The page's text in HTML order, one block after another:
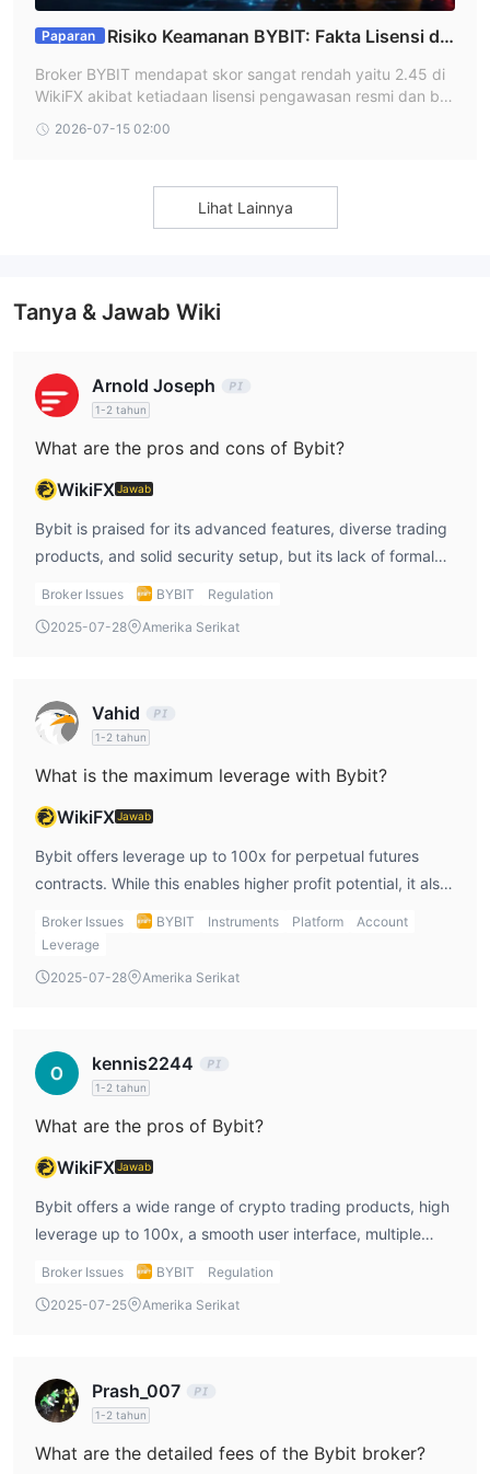
Paparan
Risiko Keamanan BYBIT: Fakta Lisensi da
Broker BYBIT mendapat skor sangat rendah yaitu 2.45 di
WikiFX akibat ketiadaan lisensi pengawasan resmi dan ba
cara sepihak. Bukti komplain dan celah kejelasan otoritas t
abilitas modal trader.
2026-07-15 02:00
Lihat Lainnya
Tanya & Jawab Wiki
Arnold Joseph
1-2 tahun
What are the pros and cons of Bybit?
WikiFXJawab
Bybit is praised for its advanced features, diverse trading
products, and solid security setup, but its lack of formal
regulation and potential legal uncertainties are significant
Broker Issues BYBIT
Regulation
2025-07-28
Amerika Serikat
Vahid
1-2 tahun
What is the maximum leverage with Bybit?
WikiFXJawab
Bybit offers leverage up to 100x for perpetual futures
contracts. While this enables higher profit potential, it also
increases the risk of rapid losses, making proper risk
management essential.
Broker Issues BYBIT Instruments Platform
Account
Leverage
2025-07-28
Amerika Serikat
kennis2244
1-2 tahun
What are the pros of Bybit?
WikiFXJawab
Bybit offers a wide range of crypto trading products, high
leverage up to 100x, a smooth user interface, multiple
trading instruments, and features like Copy Trading and
structure also attract both retail and institutional users.
Broker Issues BYBIT
Regulation
2025-07-25
Amerika Serikat
Prash_007
1-2 tahun
What are the detailed fees of the Bybit broker?